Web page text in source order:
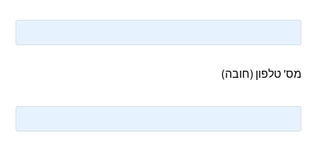
מס' טלפון (חובה)